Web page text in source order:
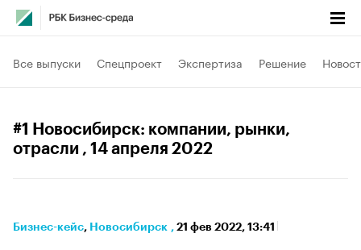
Все выпуски Спецпроект Экспертиза Решение
#1 Новосибирск: компании, рынки,
отрасли , 14 апреля 2022
Бизнес-кейс⁠, Новосибирск , 21 фев 2022, 13:41